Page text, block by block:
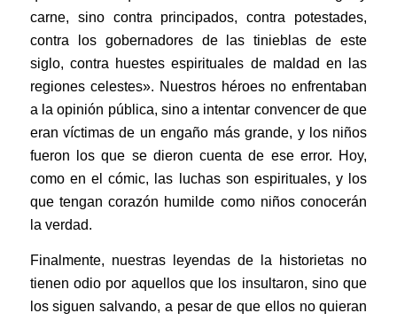
carne, sino contra principados, contra potestades,
contra los gobernadores de las tinieblas de este
siglo, contra huestes espirituales de maldad en las
regiones celestes». Nuestros héroes no enfrentaban
a la opinión pública, sino a intentar convencer de que
eran víctimas de un engaño más grande, y los niños
fueron los que se dieron cuenta de ese error. Hoy,
como en el cómic, las luchas son espirituales, y los
que tengan corazón humilde como niños conocerán
la verdad.
Finalmente, nuestras leyendas de la historietas no
tienen odio por aquellos que los insultaron, sino que
los siguen salvando, a pesar de que ellos no quieran